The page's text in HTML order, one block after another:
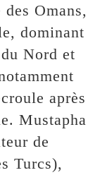
Omans,
dominant
Nord et
après
Mustapha
de
Turcs),